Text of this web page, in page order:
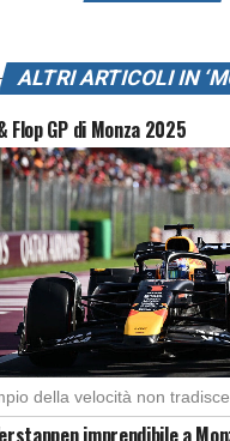
ALTRI ARTICOLI IN
Flop GP di Monza 2025